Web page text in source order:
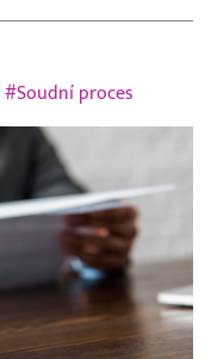
#Soudní proces